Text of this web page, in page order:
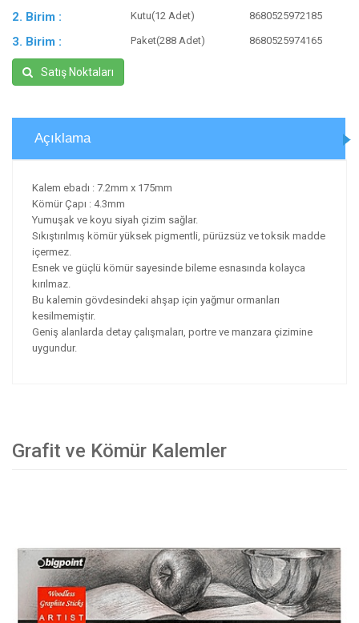
2. Birim : Kutu(12 Adet) 8680525972185
3. Birim : Paket(288 Adet) 8680525974165
Satış Noktaları
Açıklama
Kalem ebadı : 7.2mm x 175mm
Kömür Çapı : 4.3mm
Yumuşak ve koyu siyah çizim sağlar.
Sıkıştırılmış kömür yüksek pigmentli, pürüzsüz ve toksik madde
içermez.
Esnek ve güçlü kömür sayesinde bileme esnasında kolayca
kırılmaz.
Bu kalemin gövdesindeki ahşap için yağmur ormanları
kesilmemiştir.
Geniş alanlarda detay çalışmaları, portre ve manzara çizimine
uygundur.
Grafit ve Kömür Kalemler